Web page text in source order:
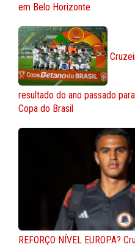
em Belo Horizonte
resultado do ano passado
Copa do Brasil
REFORÇO NÍVEL EUROPA?